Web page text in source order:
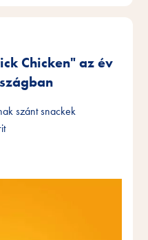
Chicken" az év
szánt snackek